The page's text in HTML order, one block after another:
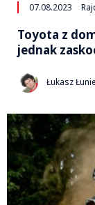
07.08.2023
Toyota z
jednak
Łukasz